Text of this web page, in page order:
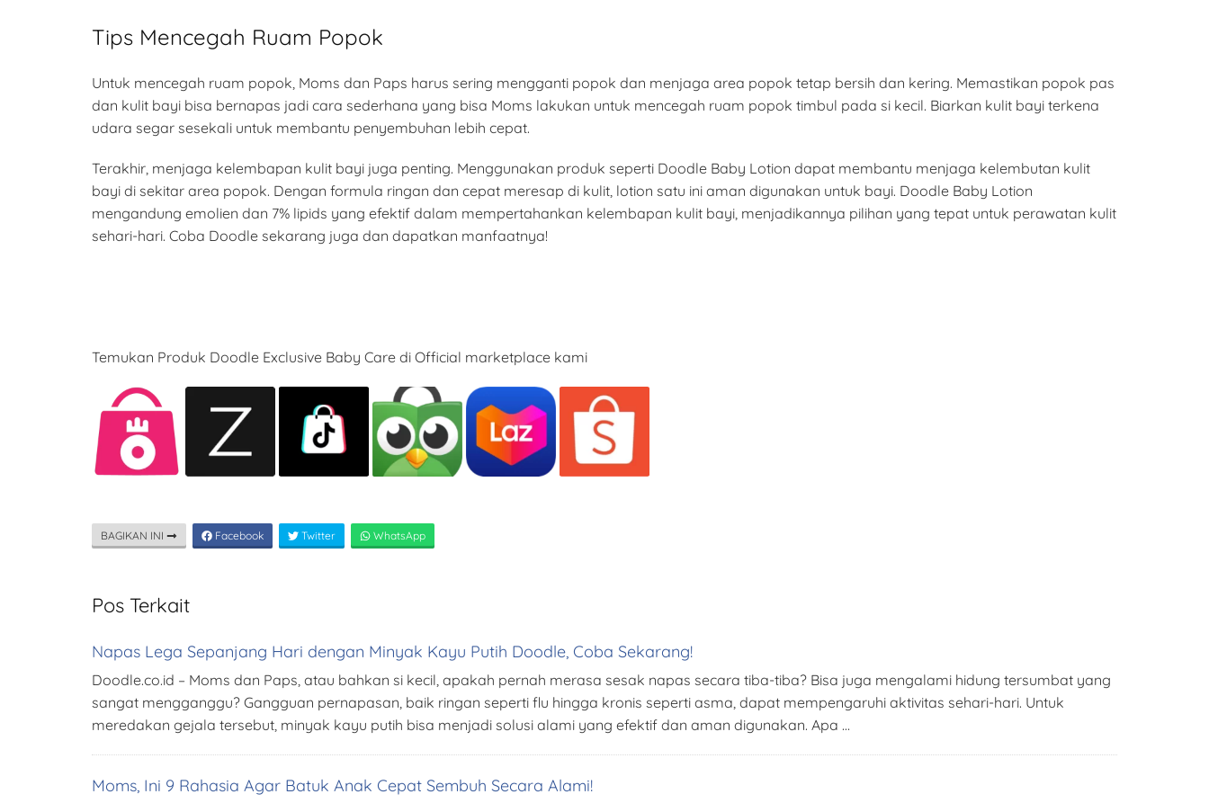
Tips Mencegah Ruam Popok
Untuk mencegah ruam popok, Moms dan Paps harus sering mengganti popok dan menjaga area popok tetap bersih dan kering. Memastikan popok pas
dan kulit bayi bisa bernapas jadi cara sederhana yang bisa Moms lakukan untuk mencegah ruam popok timbul pada si kecil. Biarkan kulit bayi terkena
udara segar sesekali untuk membantu penyembuhan lebih cepat.
Terakhir, menjaga kelembapan kulit bayi juga penting. Menggunakan produk seperti Doodle Baby Lotion dapat membantu menjaga kelembutan kulit
bayi di sekitar area popok. Dengan formula ringan dan cepat meresap di kulit, lotion satu ini aman digunakan untuk bayi. Doodle Baby Lotion
mengandung emolien dan 7% lipids yang efektif dalam mempertahankan kelembapan kulit bayi, menjadikannya pilihan yang tepat untuk perawatan kulit
sehari-hari. Coba Doodle sekarang juga dan dapatkan manfaatnya!
Temukan Produk Doodle Exclusive Baby Care di Official marketplace kami
BAGIKAN INI Facebook Twitter WhatsApp
Pos Terkait
Napas Lega Sepanjang Hari dengan Minyak Kayu Putih Doodle, Coba Sekarang!
Doodle.co.id – Moms dan Paps, atau bahkan si kecil, apakah pernah merasa sesak napas secara tiba-tiba? Bisa juga mengalami hidung tersumbat yang
sangat mengganggu? Gangguan pernapasan, baik ringan seperti flu hingga kronis seperti asma, dapat mempengaruhi aktivitas sehari-hari. Untuk
meredakan gejala tersebut, minyak kayu putih bisa menjadi solusi alami yang efektif dan aman digunakan. Apa …
Moms, Ini 9 Rahasia Agar Batuk Anak Cepat Sembuh Secara Alami!